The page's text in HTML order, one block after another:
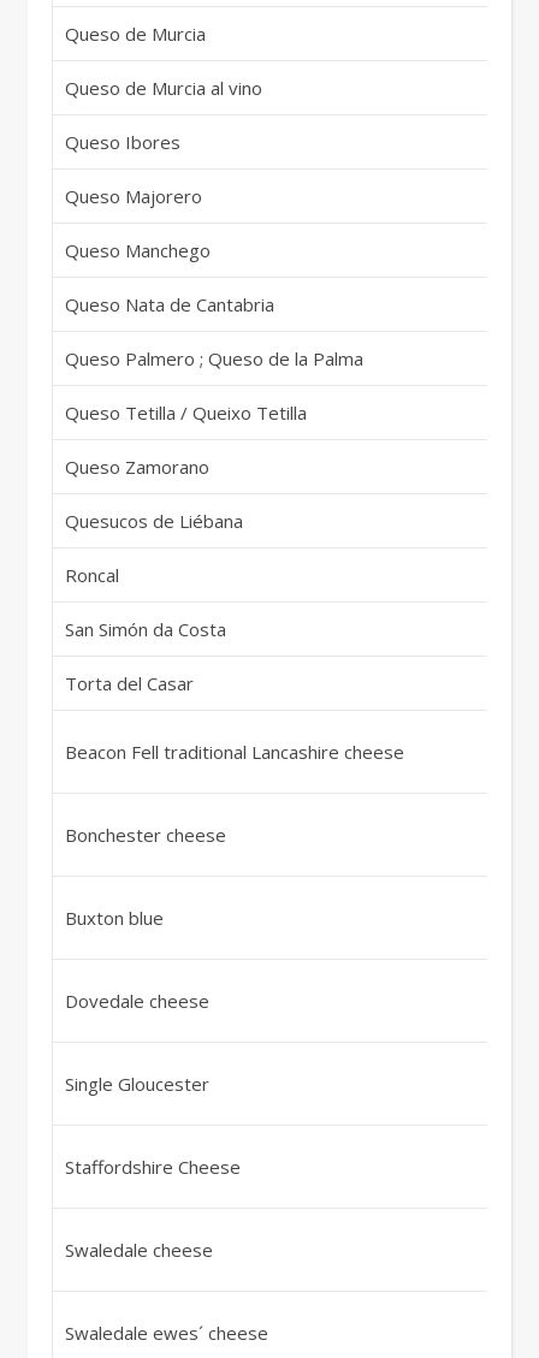
Queso de Murcia
Queso de Murcia al vino
Queso Ibores
Queso Majorero
Queso Manchego
Queso Nata de Cantabria
Queso Palmero ; Queso de la Palma
Queso Tetilla / Queixo Tetilla
Queso Zamorano
Quesucos de Liébana
Roncal
San Simón da Costa
Torta del Casar
Beacon Fell traditional Lancashire cheese
Bonchester cheese
Buxton blue
Dovedale cheese
Single Gloucester
Staffordshire Cheese
Swaledale cheese
Swaledale ewes´ cheese